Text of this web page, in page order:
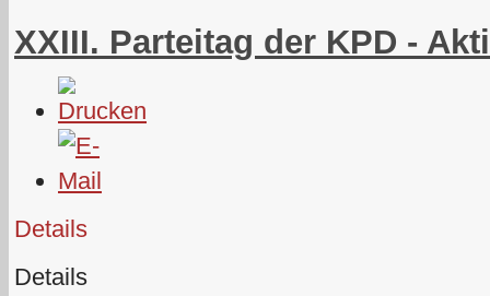
XXIII. Parteitag der KPD -
Details
Details